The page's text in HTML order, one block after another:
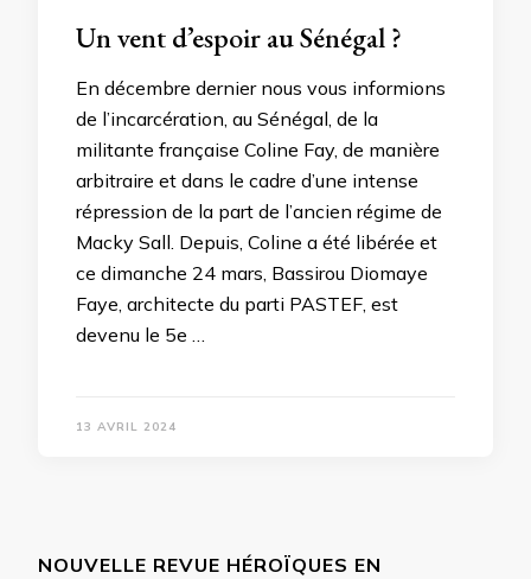
Un vent d’espoir au Sénégal ?
En décembre dernier nous vous informions
de l’incarcération, au Sénégal, de la
militante française Coline Fay, de manière
arbitraire et dans le cadre d’une intense
répression de la part de l’ancien régime de
Macky Sall. Depuis, Coline a été libérée et
ce dimanche 24 mars, Bassirou Diomaye
Faye, architecte du parti PASTEF, est
devenu le 5e …
13 AVRIL 2024
NOUVELLE REVUE HÉROÏQUES EN